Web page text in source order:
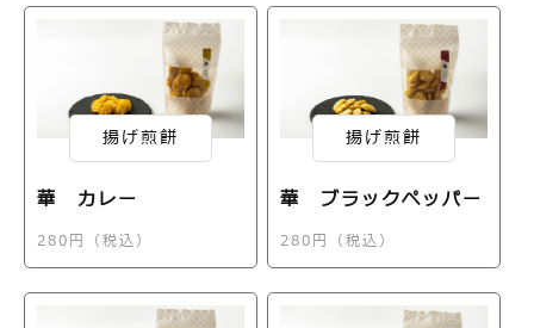
揚げ煎餅
華 カレー
280円（税込）
揚げ煎餅
華 ブラックペッパー
280円（税込）